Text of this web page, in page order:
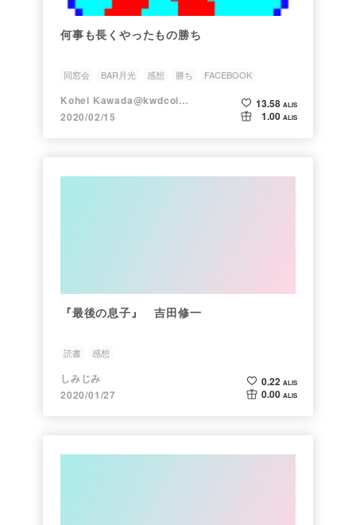
何事も長くやったもの勝ち
同窓会 BAR月光 感想 勝ち FACEBOOK
Kohei Kawada@kwdcoin.eth
2020/02/15
13.58 ALIS
1.00 ALIS
『最後の息子』 吉田修一
読書 感想
しみじみ
2020/01/27
0.22 ALIS
0.00 ALIS